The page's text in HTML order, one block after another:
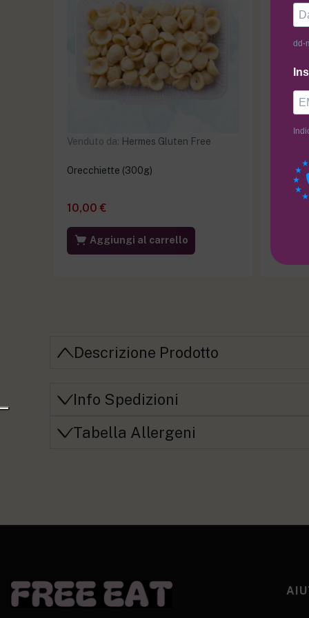
dd-
Venduto da: Hermes Gluten Free
Orecchiette (300g)
10,00 €
Aggiungi al carrello
Base
Descrizione Prodotto
Info Spedizioni
Tabella Allergeni